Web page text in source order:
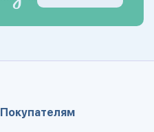
Покупателям